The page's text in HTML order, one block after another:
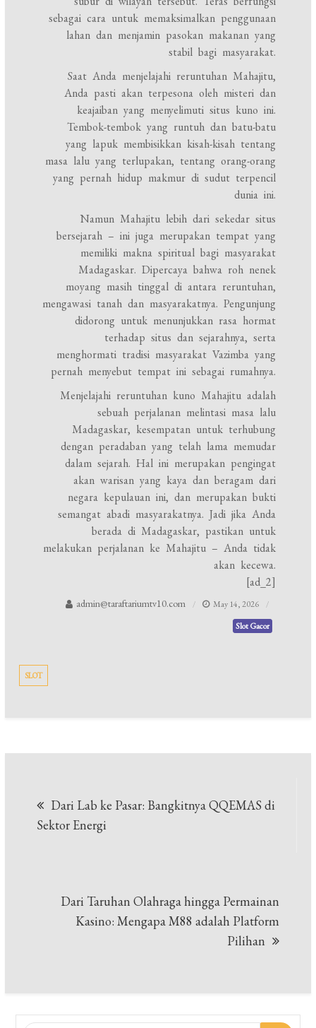
sebagai cara untuk memaksimalkan penggunaan
lahan dan menjamin pasokan makanan yang
stabil bagi masyarakat.
Saat Anda menjelajahi reruntuhan Mahajitu,
Anda pasti akan terpesona oleh misteri dan
keajaiban yang menyelimuti situs kuno ini.
Tembok-tembok yang runtuh dan batu-batu
yang lapuk membisikkan kisah-kisah tentang
masa lalu yang terlupakan, tentang orang-orang
yang pernah hidup makmur di sudut terpencil
dunia ini.
Namun Mahajitu lebih dari sekedar situs
bersejarah – ini juga merupakan tempat yang
memiliki makna spiritual bagi masyarakat
Madagaskar. Dipercaya bahwa roh nenek
moyang masih tinggal di antara reruntuhan,
mengawasi tanah dan masyarakatnya. Pengunjung
didorong untuk menunjukkan rasa hormat
terhadap situs dan sejarahnya, serta
menghormati tradisi masyarakat Vazimba yang
pernah menyebut tempat ini sebagai rumahnya.
Menjelajahi reruntuhan kuno Mahajitu adalah
sebuah perjalanan melintasi masa lalu
Madagaskar, kesempatan untuk terhubung
dengan peradaban yang telah lama memudar
dalam sejarah. Hal ini merupakan pengingat
akan warisan yang kaya dan beragam dari
negara kepulauan ini, dan merupakan bukti
semangat abadi masyarakatnya. Jadi jika Anda
berada di Madagaskar, pastikan untuk
melakukan perjalanan ke Mahajitu – Anda tidak
akan kecewa.
[ad_2]
admin@taraftariumtv10.com
May 14, 2026
Slot Gacor
SLOT
navigation
Dari Lab ke Pasar: Bangkitnya QQEMAS di
Sektor Energi
Dari Taruhan Olahraga hingga Permainan
Kasino: Mengapa M88 adalah Platform
Pilihan